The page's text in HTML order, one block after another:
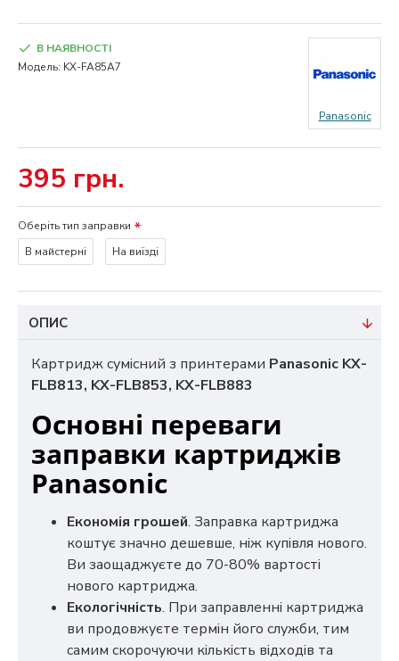
395 грн.
В НАЯВНОСТІ
Модель: KX-FA85A7
Panasonic
Оберіть тип заправки
В майстерні
На виїзді
ОПИС
Картридж сумісний з принтерами Panasonic KX-
FLB813, KX-FLB853, KX-FLB883
Основні переваги
заправки картриджів
Panasonic
Економія грошей. Заправка картриджа
коштує значно дешевше, ніж купівля нового.
Ви заощаджуєте до 70-80% вартості
нового картриджа.
Екологічність. При заправленні картриджа
ви продовжуєте термін його служби, тим
самим скорочуючи кількість відходів та